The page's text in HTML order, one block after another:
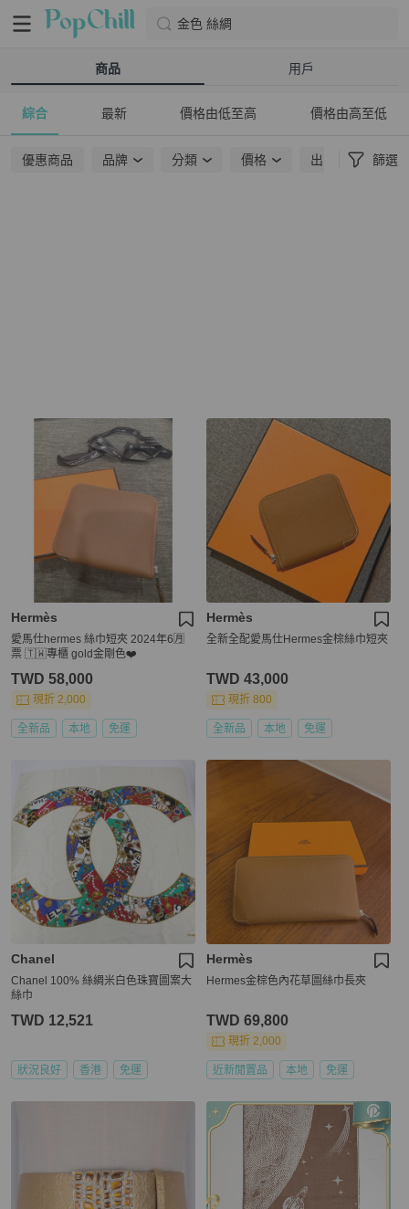
金色 絲綢
商品 用戶
綜合 最新 價格由低至高 價格由高至低
優惠商品 品牌 分類 價格 出貨地點 篩選
Hermès
愛馬仕hermes 絲巾短夾 2024年6🈷️
票 🇹🇼專櫃 gold金剛色❤️
TWD 58,000
現折 2,000
全新品 本地 免運
Hermès
全新全配愛馬仕Hermes金棕絲巾短夾
TWD 43,000
現折 800
全新品 本地 免運
Chanel
Chanel 100% 絲綢米白色珠寶圖案大
絲巾
TWD 12,521
狀況良好 香港 免運
Hermès
Hermes金棕色內花草圖絲巾長夾
TWD 69,800
現折 2,000
近新閒置品 本地 免運